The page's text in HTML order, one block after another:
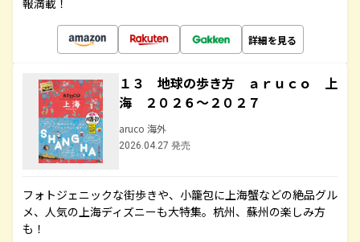
報満載！
詳細を見る
１３ 地球の歩き方 ａｒｕｃｏ 上
海 ２０２６～２０２７
aruco 海外
2026.04.27 発売
フォトジェニックな街歩きや、小籠包に上海蟹などの絶品グル
メ、人気の上海ディズニーも大特集。杭州、蘇州の楽しみ方
も！